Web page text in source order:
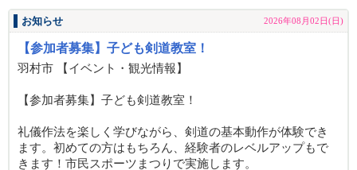
お知らせ 2026年08月02日(日)
【参加者募集】子ども剣道教室！
羽村市 【イベント・観光情報】
【参加者募集】子ども剣道教室！
礼儀作法を楽しく学びながら、剣道の基本動作が体験でき
ます。初めての方はもちろん、経験者のレベルアップもで
きます！市民スポーツまつりで実施します。